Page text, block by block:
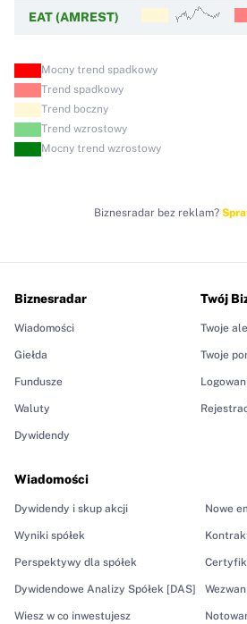
EAT (AMREST)
Mocny trend spadkowy
Trend spadkowy
Trend boczny
Trend wzrostowy
Mocny trend wzrostowy
Biznesradar bez reklam?
Biznesradar
Wiadomości
Giełda
Fundusze
Waluty
Dywidendy
Wiadomości
Dywidendy i skup akcji
Wyniki spółek
Perspektywy dla spółek
Dywidendowe Analizy Spółek [DAS]
Wiesz w co inwestujesz
Nowe
Twój
Twoje
Twoje